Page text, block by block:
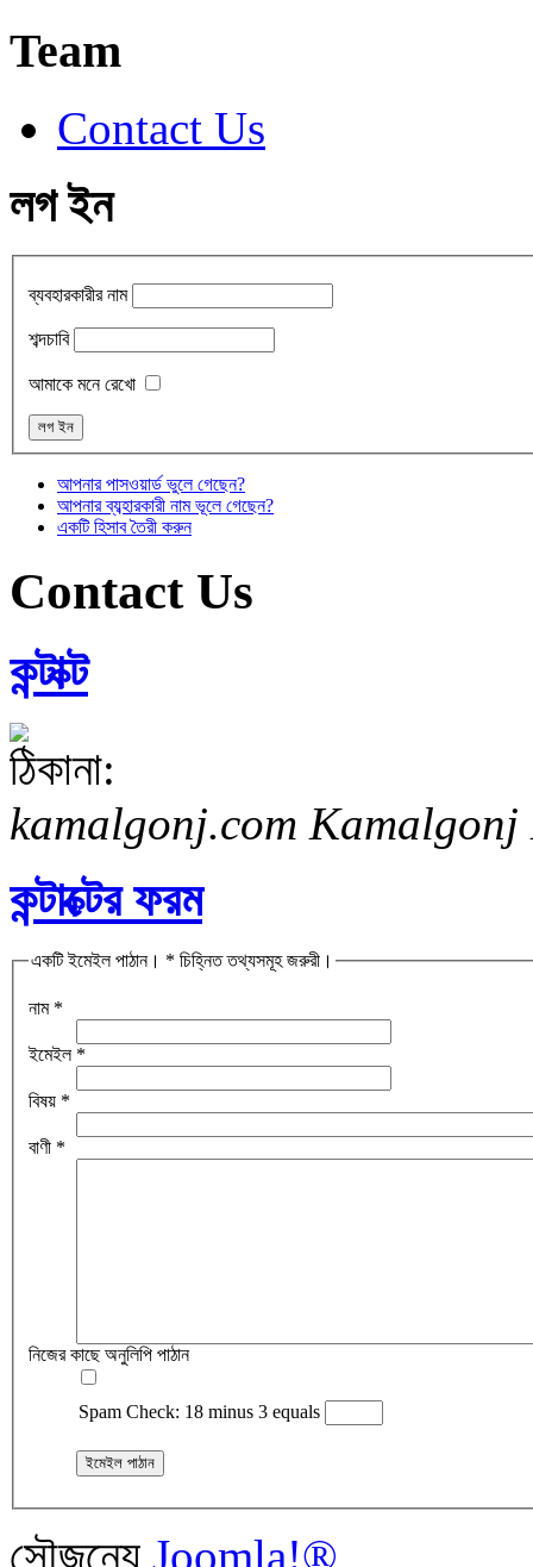
Team
Contact Us
লগ ইন
ব্যবহারকারীর নাম
শব্দচাবি
আমাকে মনে রেখো
আপনার পাসওয়ার্ড ভুলে গেছেন?
আপনার ব্যব্হারকারী নাম ভূলে গেছেন?
একটি হিসাব তৈরী করুন
Contact Us
কন্টাক্ট
kamalgonj.com Kamalgonj
কন্টাক্টের ফরম
একটি ইমেইল পাঠান। * চিহ্নিত তথ্যসমূহ জরুরী।
নাম*
ইমেইল*
বিষয় *
বাণী *
নিজের কাছে অনুলিপি পাঠান
Spam Check: 18 minus 3 equals
ইমেইল পাঠান
সৌজন্যে Joomla!®